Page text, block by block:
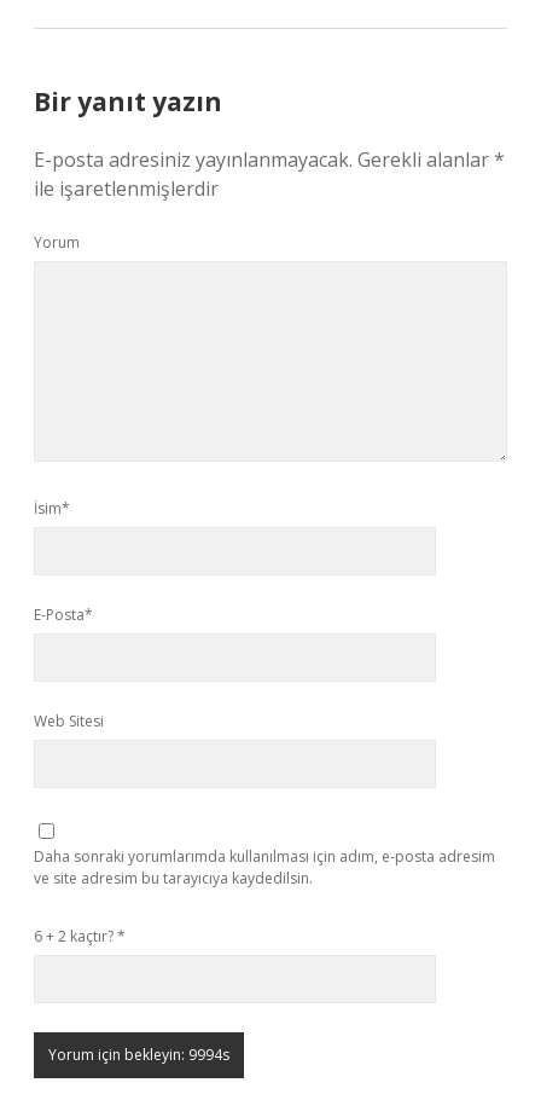
Bir yanıt yazın
E-posta adresiniz yayınlanmayacak. Gerekli alanlar*
ile işaretlenmişlerdir
Yorum
İsim*
E-Posta*
Web Sitesi
Daha sonraki yorumlarımda kullanılması için adım, e-posta adresim
ve site adresim bu tarayıcıya kaydedilsin.
6 + 2 kaçtır?*